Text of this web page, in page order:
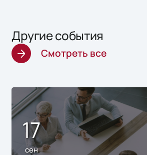
Другие события
Смотреть все
17
сен